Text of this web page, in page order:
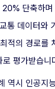
단축하
통 데이터와
적의 경로를
평가받습니
역시 인공지